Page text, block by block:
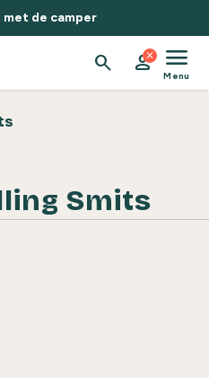
de camper
search person
close menu
Menu
Smits